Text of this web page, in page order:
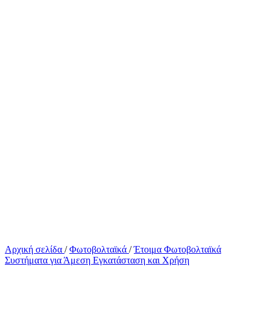
Αρχική σελίδα / Φωτοβολταϊκά / Έτοιμα Φωτοβολταϊκά
Συστήματα για Άμεση Εγκατάσταση και Χρήση